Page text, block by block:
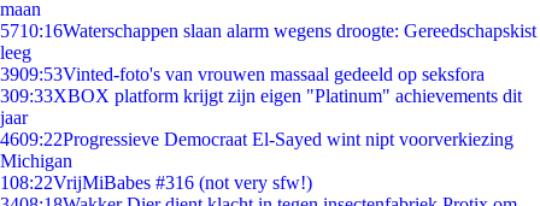
maan
5710:16Waterschappen slaan alarm wegens droogte: Gereedschapskist
leeg
3909:53Vinted-foto's van vrouwen massaal gedeeld op seksfora
309:33XBOX platform krijgt zijn eigen "Platinum" achievements dit
jaar
4609:22Progressieve Democraat El-Sayed wint nipt voorverkiezing
Michigan
108:22VrijMiBabes #316 (not very sfw!)